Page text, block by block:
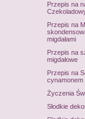
Przepis na
Przepis na
migdałami
Przepis na
migdałowe
Przepis na
cynamonem
Życzenia
Słodkie